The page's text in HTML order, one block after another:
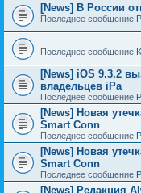
[News] В России
Последнее сообщение
Последнее сообщение
[News] iOS 9.3.2
владельцев iPa
Последнее сообщение
[News] Новая
Smart Conn
Последнее сообщение
[News] Новая
Smart Conn
Последнее сообщение
[News] Редакция